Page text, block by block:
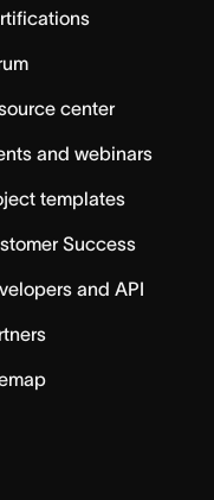
center
and webinars
templates
Success
and API